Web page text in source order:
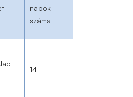
napok
száma
14